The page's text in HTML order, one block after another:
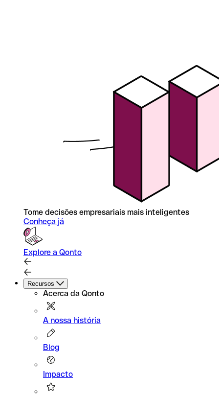
Tome decisões empresariais mais inteligentes
Conheça já
Explore a Qonto
Recursos
Acerca da Qonto
A nossa história
Blog
Impacto